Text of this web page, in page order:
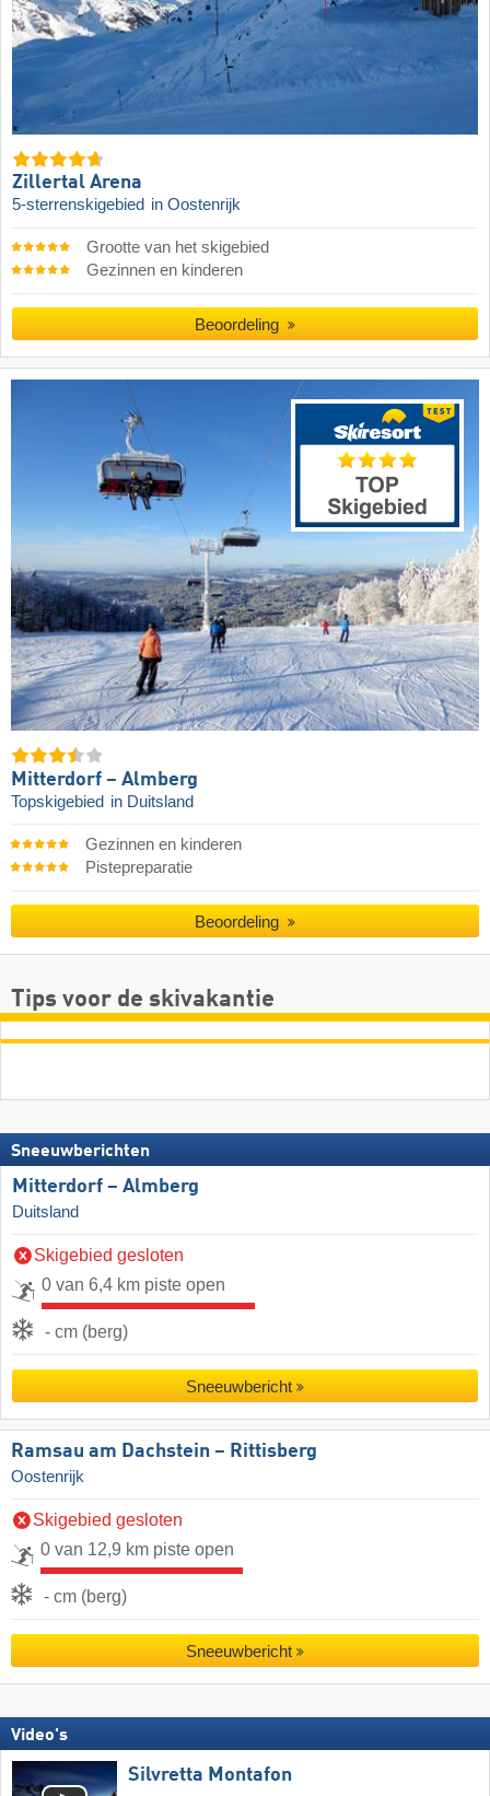
Zillertal Arena
5-sterrenskigebied in Oostenrijk
Grootte van het skigebied
Gezinnen en kinderen
Beoordeling
Mitterdorf – Almberg
Topskigebied in Duitsland
Gezinnen en kinderen
Pistepreparatie
Beoordeling
Tips voor de skivakantie
Sneeuwberichten
Mitterdorf – Almberg
Duitsland
Skigebied gesloten
0 van 6,4 km piste open
- cm (berg)
Sneeuwbericht
Ramsau am Dachstein – Rittisberg
Oostenrijk
Skigebied gesloten
0 van 12,9 km piste open
- cm (berg)
Sneeuwbericht
Video's
Silvretta Montafon